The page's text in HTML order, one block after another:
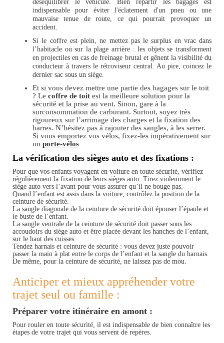
déséquilibrer le véhicule. Bien répartir les bagages est
indispensable pour éviter l'éclatement d'un pneu ou une
mauvaise tenue de route, ce qui pourrait provoquer un
accident.
Si le coffre est plein, ne mettez pas le surplus en vrac dans
l’habitacle ou sur la plage arrière : les objets se transforment
en projectiles en cas de freinage brutal et gênent la visibilité du
conducteur à travers le rétroviseur central. Au pire, coincez le
dernier sac sous un siège.
Et si vous devez mettre une partie des bagages sur le toit
? Le coffre de toit est la meilleure solution pour la
sécurité et la prise au vent. Sinon, gare à la
surconsommation de carburant. Surtout, soyez très
rigoureux sur l’arrimage des charges et la fixation des
barres. N’hésitez pas à rajouter des sangles, à les serrer.
Si vous emportez vos vélos, fixez-les impérativement sur
un porte-vélos
La vérification des sièges auto et des fixations :
Pour que vos enfants voyagent en voiture en toute sécurité, vérifiez
régulièrement la fixation de leurs sièges auto. Tirez violemment le
siège auto vers l’avant pour vous assurer qu’il ne bouge pas.
Quand l’enfant est assis dans la voiture, contrôlez la position de la
ceinture de sécurité.
La sangle diagonale de la ceinture de sécurité doit épouser l’épaule et
le buste de l’enfant.
La sangle ventrale de la ceinture de sécurité doit passer sous les
accoudoirs du siège auto et être placée devant les hanches de l’enfant,
sur le haut des cuisses.
Tendez harnais et ceinture de sécurité : vous devez juste pouvoir
passer la main à plat entre le corps de l’enfant et la sangle du harnais.
De même, pour la ceinture de sécurité, ne laissez pas de mou.
Anticiper et mieux appréhender votre
trajet seul ou famille :
Préparer votre itinéraire en amont :
Pour rouler en toute sécurité, il est indispensable de bien connaître les
étapes de votre trajet qui vous servent de repères.